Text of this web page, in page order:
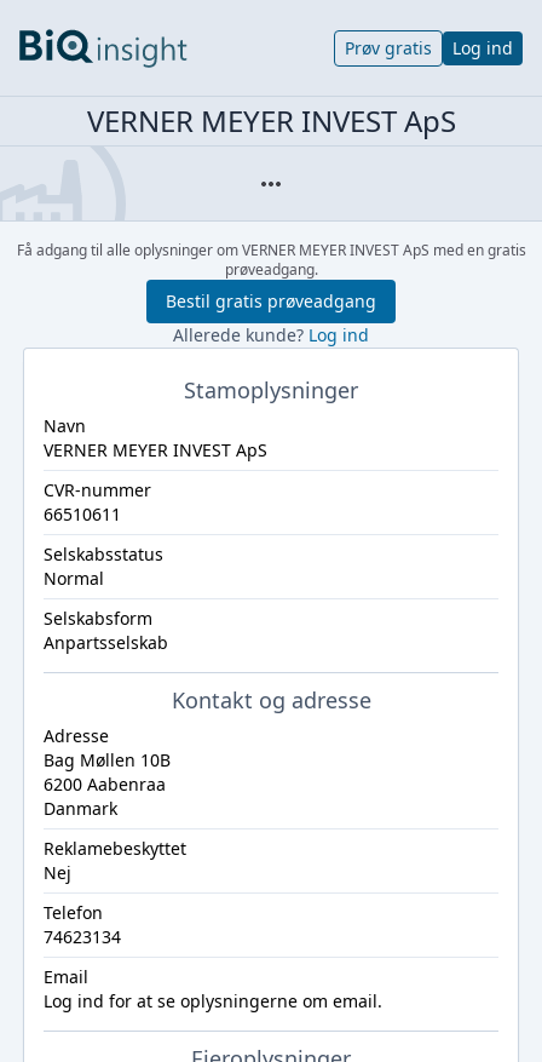
Prøv gratis Log ind
VERNER MEYER INVEST ApS
Få adgang til alle oplysninger om VERNER MEYER INVEST ApS med en gratis
prøveadgang.
Bestil gratis prøveadgang
Allerede kunde? Log ind
Stamoplysninger
Navn
VERNER MEYER INVEST ApS
CVR-nummer
66510611
Selskabsstatus
Normal
Selskabsform
Anpartsselskab
Kontakt og adresse
Adresse
Bag Møllen 10B
6200 Aabenraa
Danmark
Reklamebeskyttet
Nej
Telefon
74623134
Email
Log ind for at se oplysningerne om email.